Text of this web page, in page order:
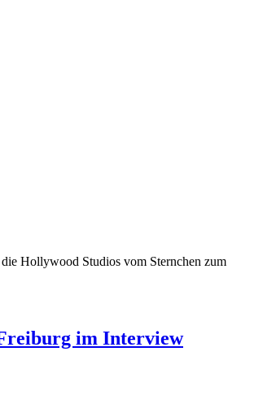
Hollywood Studios vom Sternchen zum
im Interview